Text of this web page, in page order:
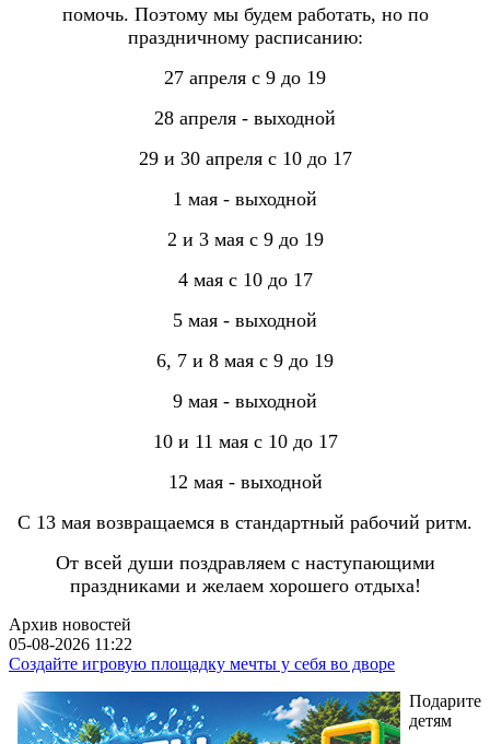
помочь. Поэтому мы будем работать, но по
праздничному расписанию:
27 апреля с 9 до 19
28 апреля - выходной
29 и 30 апреля с 10 до 17
1 мая - выходной
2 и 3 мая с 9 до 19
4 мая с 10 до 17
5 мая - выходной
6, 7 и 8 мая с 9 до 19
9 мая - выходной
10 и 11 мая с 10 до 17
12 мая - выходной
С 13 мая возвращаемся в стандартный рабочий ритм.
От всей души поздравляем с наступающими
праздниками и желаем хорошего отдыха!
Архив новостей
05-08-2026 11:22
Создайте игровую площадку мечты у себя во дворе
Подарите
детям